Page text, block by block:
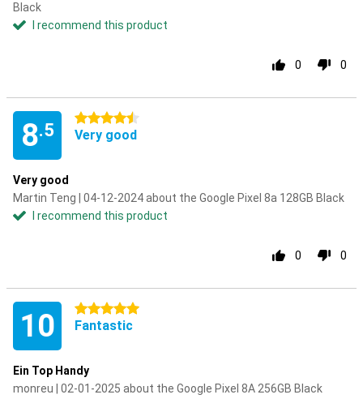
Black
I recommend this product
0 0
8.5
4.5 stars
Very good
Very good
Martin Teng | 04-12-2024 about the Google Pixel 8a 128GB Black
I recommend this product
0 0
10 5 stars
Fantastic
Ein Top Handy
monreu | 02-01-2025 about the Google Pixel 8A 256GB Black